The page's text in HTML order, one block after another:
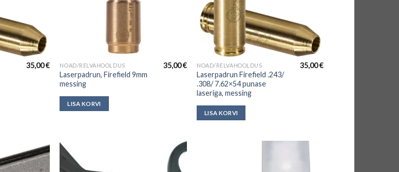
35,00€ NOAD/RELVAHOOLDUS
Laserpadrun, Firefield 9mm
messing
35,00€
LISA KORVI
NOAD/RELVAHOOLDUS
Laserpadrun Firefield .243/
.308/ 7.62×54 punase
laseriga, messing
35,00€
LISA KORVI